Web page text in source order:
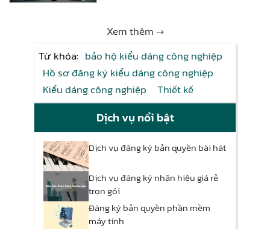
Xem thêm →
Từ khóa: bảo hộ kiểu dáng công nghiệp
Hồ sơ đăng ký kiểu dáng công nghiệp
Kiểu dáng công nghiệp
Thiết kế
Dịch vụ nổi bật
Dịch vụ đăng ký bản quyền bài hát
Dịch vụ đăng ký nhãn hiệu giá rẻ
trọn gói
Đăng ký bản quyền phần mềm
máy tính